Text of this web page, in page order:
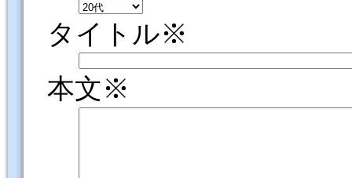
タイトル※
本文※